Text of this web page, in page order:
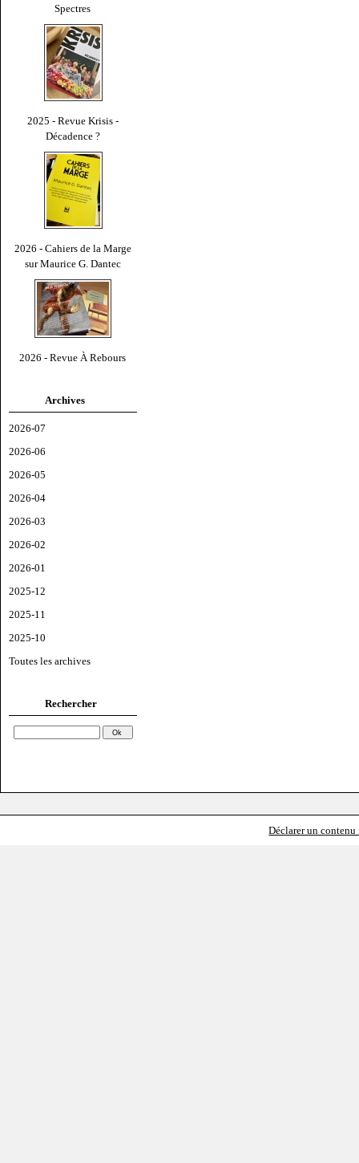
Spectres
2025 - Revue Krisis -
Décadence ?
2026 - Cahiers de la Marge
sur Maurice G. Dantec
2026 - Revue À Rebours
Archives
2026-07
2026-06
2026-05
2026-04
2026-03
2026-02
2026-01
2025-12
2025-11
2025-10
Toutes les archives
Rechercher
Déclarer un